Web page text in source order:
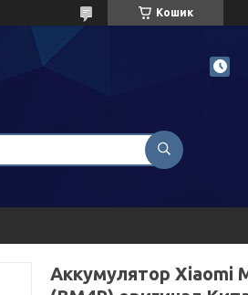
Кошик
Аккумулятор Xiaomi